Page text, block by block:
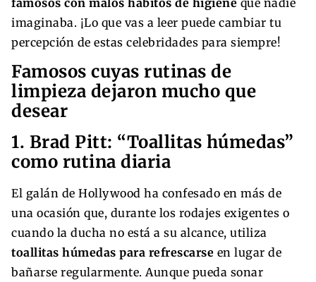
imaginaba. ¡Lo que vas a leer puede cambiar tu
percepción de estas celebridades para siempre!
Famosos cuyas rutinas de
limpieza dejaron mucho que
desear
1. Brad Pitt: “Toallitas húmedas”
como rutina diaria
El galán de Hollywood ha confesado en más de
una ocasión que, durante los rodajes exigentes o
cuando la ducha no está a su alcance, utiliza
toallitas húmedas para refrescarse en lugar de
bañarse regularmente. Aunque pueda sonar